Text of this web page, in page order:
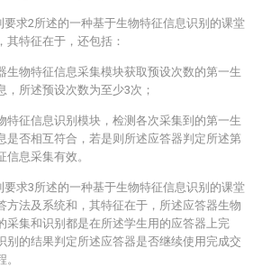
要求2所述的一种基于生物特征信息识别的课堂
其特征在于，还包括：
生物特征信息采集模块获取预设次数的第一生
，所述预设次数为至少3次；
特征信息识别模块，检测各次采集到的第一生
是否相互符合，若是则所述应答器判定所述第
信息采集有效。
要求3所述的一种基于生物特征信息识别的课堂
方法及系统和，其特征在于，所述应答器生物
采集和识别都是在所述学生用的应答器上完
别的结果判定所述应答器是否继续使用完成交